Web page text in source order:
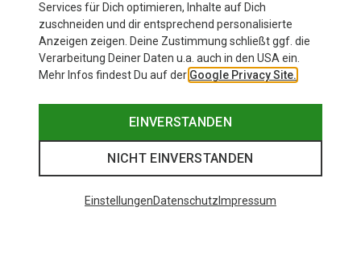
Services für Dich optimieren, Inhalte auf Dich
zuschneiden und dir entsprechend personalisierte
Anzeigen zeigen. Deine Zustimmung schließt ggf. die
Verarbeitung Deiner Daten u.a. auch in den USA ein.
Mehr Infos findest Du auf der Google Privacy Site.
EINVERSTANDEN
NICHT EINVERSTANDEN
EinstellungenDatenschutz Impressum